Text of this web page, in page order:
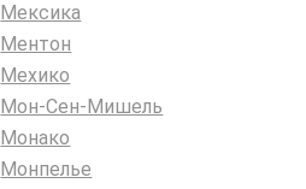
Мексика
Ментон
Мехико
Мон-Сен-Мишель
Монако
Монпелье